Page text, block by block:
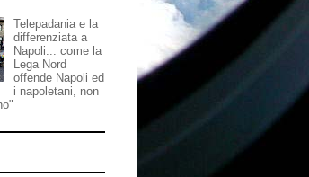
Telepadania e la
differenziata a
Napoli... come la
Lega Nord
offende Napoli ed
i napoletani, non